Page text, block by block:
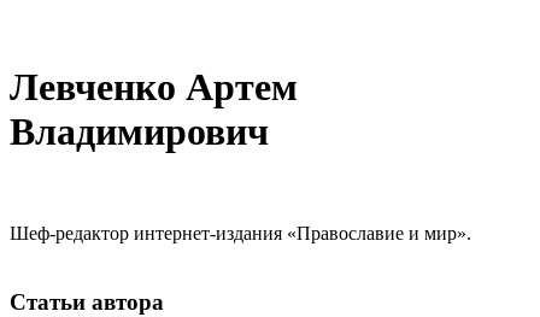
Левченко Артем
Владимирович
Шеф-редактор интернет-издания «Православие и мир».
Статьи автора